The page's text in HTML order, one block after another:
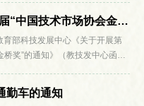
学过程中有...
关于组织申报第五届“中国技术市场协会金桥奖”的通知
桥奖”的通知》（教技发中心函
...
勤车的通知